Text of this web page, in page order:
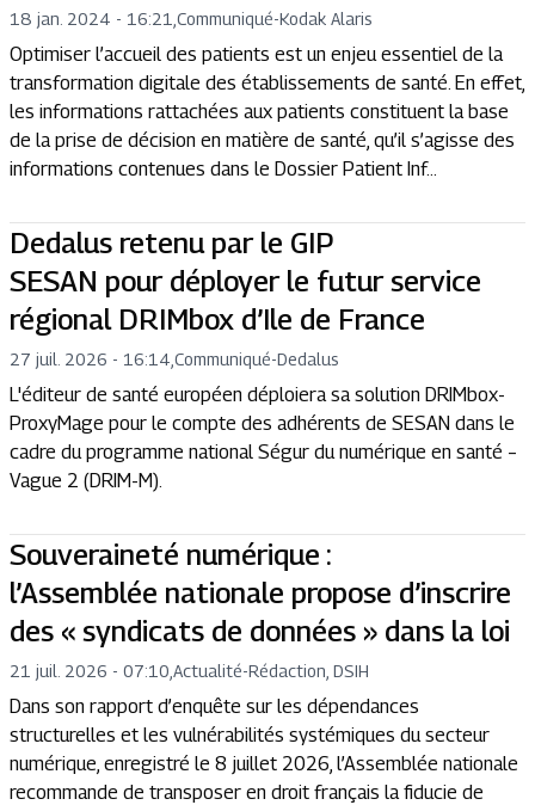
18 jan. 2024 - 16:21 Communiqué-Kodak Alaris
Optimiser l’accueil des patients est un enjeu essentiel de la
transformation digitale des établissements de santé. En effet,
les informations rattachées aux patients constituent la base
de la prise de décision en matière de santé, qu’il s’agisse des
informations contenues dans le Dossier Patient Inf...
Dedalus retenu par le GIP
SESAN pour déployer le futur service
régional DRIMbox d’Ile de France
27 juil. 2026 - 16:14 Communiqué-Dedalus
L'éditeur de santé européen déploiera sa solution DRIMbox-
ProxyMage pour le compte des adhérents de SESAN dans le
cadre du programme national Ségur du numérique en santé –
Vague 2 (DRIM-M).
Souveraineté numérique :
l’Assemblée nationale propose d’inscrire
des « syndicats de données » dans la loi
21 juil. 2026 - 07:10 Actualité-Rédaction, DSIH
Dans son rapport d’enquête sur les dépendances
structurelles et les vulnérabilités systémiques du secteur
numérique, enregistré le 8 juillet 2026, l’Assemblée nationale
recommande de transposer en droit français la fiducie de